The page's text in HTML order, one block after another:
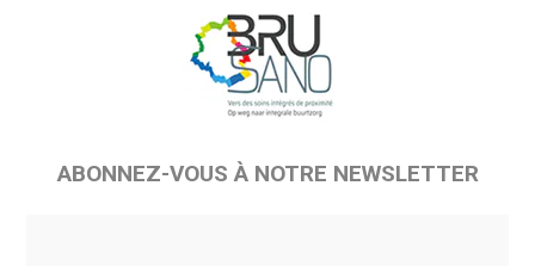
ABONNEZ-VOUS À NOTRE NEWSLETTER